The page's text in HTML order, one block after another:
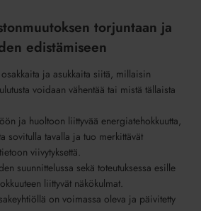
torjuntaan ja
edistämiseen
ja asukkaita siitä, millaisin
voidaan vähentää tai mistä tällaista
ja huoltoon liittyvää energiatehokkuutta,
sovitulla tavalla ja tuo merkittävät
viivytyksettä.
suunnittelussa sekä toteutuksessa esille
liittyvät näkökulmat.
on voimassa oleva ja päivitetty